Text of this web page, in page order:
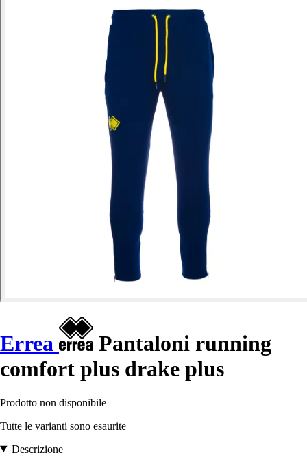
Errea
Pantaloni running
comfort plus drake plus
Prodotto non disponibile
Tutte le varianti sono esaurite
Descrizione